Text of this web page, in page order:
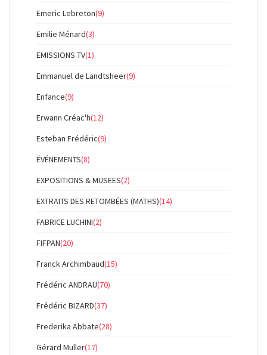
Emeric Lebreton(9)
Emilie Ménard(3)
EMISSIONS TV(1)
Emmanuel de Landtsheer(9)
Enfance(9)
Erwann Créac'h(12)
Esteban Frédéric(9)
ÉVÉNEMENTS(8)
EXPOSITIONS & MUSEES(2)
EXTRAITS DES RETOMBÉES (MATHS)(14)
FABRICE LUCHINI(2)
FIFPAN(20)
Franck Archimbaud(15)
Frédéric ANDRAU(70)
Frédéric BIZARD(37)
Frederika Abbate(28)
Gérard Muller(17)